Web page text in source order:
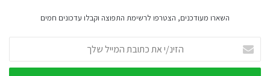
השארו מעודכנים, הצטרפו לרשימת התפוצה וקבלו עדכונים חמים
י